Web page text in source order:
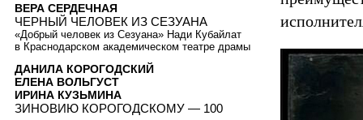
ВЕРА СЕРДЕЧНАЯ
ЧЕРНЫЙ ЧЕЛОВЕК ИЗ СЕЗУАНА
«Добрый человек из Сезуана» Нади Кубайлат
в Краснодарском академическом театре драмы
ДАНИЛА КОРОГОДСКИЙ
ЕЛЕНА ВОЛЬГУСТ
ИРИНА КУЗЬМИНА
ЗИНОВИЮ КОРОГОДСКОМУ — 100